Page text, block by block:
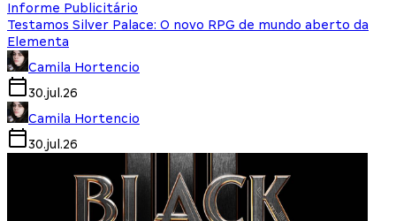
Informe Publicitário
Testamos Silver Palace: O novo RPG de mundo aberto da
Elementa
Camila Hortencio
30.jul.26
Camila Hortencio
30.jul.26